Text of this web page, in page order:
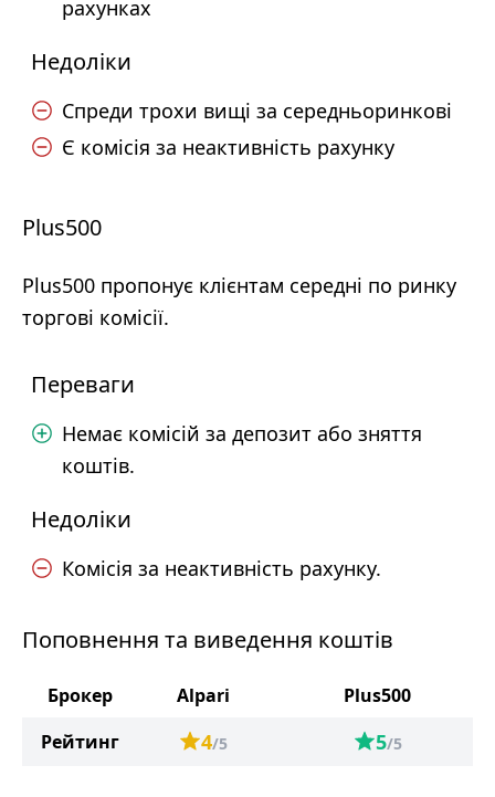
рахунках
Недоліки
Спреди трохи вищі за середньоринкові
Є комісія за неактивність рахунку
Plus500
Plus500 пропонує клієнтам середні по ринку
торгові комісії.
Переваги
Немає комісій за депозит або зняття
коштів.
Недоліки
Комісія за неактивність рахунку.
Поповнення та виведення коштів
Брокер Alpari
Plus500
Рейтинг
4/5 5/5